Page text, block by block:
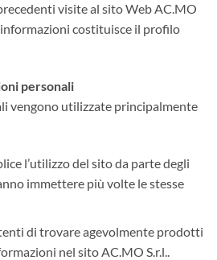
visite al sito Web AC.MO
informazioni costituisce il profilo
personali
vengono utilizzate principalmente
l’utilizzo del sito da parte degli
immettere più volte le stesse
di trovare agevolmente prodotti
nel sito AC.MO S.r.l..